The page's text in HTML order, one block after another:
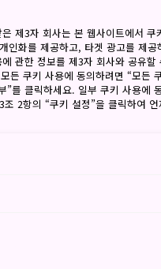
제3자 회사는 본 웹사이트에서
인화를 제공하고, 타겟 광고를 제
관한 정보를 제3자 회사와 공유
든 쿠키 사용에 동의하려면 “모든
”를 클릭하세요. 일부 쿠키 사용에
2항의 “쿠키 설정”을 클릭하여